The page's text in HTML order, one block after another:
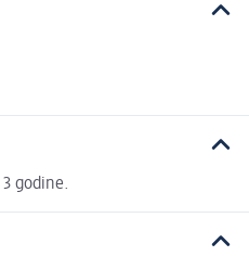
godine.